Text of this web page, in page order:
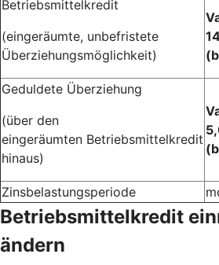
Betriebsmittelkredit
(eingeräumte, unbefristete
Überziehungsmöglichkeit)
Geduldete Überziehung
(über den
eingeräumten Betriebsmittelkredit
hinaus)
Zinsbelastungsperiode
Betriebsmittelkredit
ändern